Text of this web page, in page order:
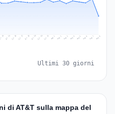
24 Jul 25 Jul 26 Jul 27 Jul 28 Jul 29 Jul 30 Jul 31 Aug 1 Aug 2 Aug 3 Aug 4 Aug 5 Aug 6 Aug 7 Aug 8
Ultimi 30 giorni
di AT&T sulla mappa del